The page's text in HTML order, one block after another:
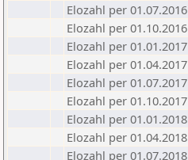
Elozahl per 01.07.2016
Elozahl per 01.10.2016
Elozahl per 01.01.2017
Elozahl per 01.04.2017
Elozahl per 01.07.2017
Elozahl per 01.10.2017
Elozahl per 01.01.2018
Elozahl per 01.04.2018
Elozahl per 01.07.2018